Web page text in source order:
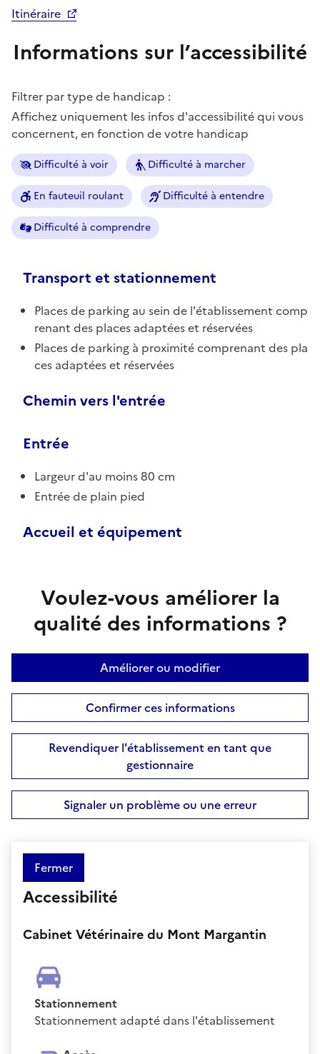
Itinéraire
Informations sur l’accessibilité
Filtrer par type de handicap :
Affichez uniquement les infos d'accessibilité qui vous
concernent, en fonction de votre handicap
Difficulté à voir Difficulté à marcher
En fauteuil roulant Difficulté à entendre
Difficulté à comprendre
Transport et stationnement
Places de parking au sein de l'établissement comp
renant des places adaptées et réservées
Places de parking à proximité comprenant des pla
ces adaptées et réservées
Chemin vers l'entrée
Entrée
Largeur d'au moins 80 cm
Entrée de plain pied
Accueil et équipement
Voulez-vous améliorer la
qualité des informations ?
Améliorer ou modifier
Confirmer ces informations
Revendiquer l'établissement en tant que
gestionnaire
Signaler un problème ou une erreur
Fermer
Accessibilité
Cabinet Vétérinaire du Mont Margantin
Stationnement
Stationnement adapté dans l'établissement